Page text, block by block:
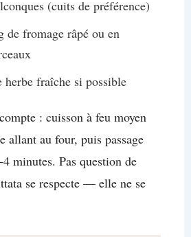
(cuits de préférence)
de fromage râpé ou en
herbe fraîche si possible
: cuisson à feu moyen
allant au four, puis passage
minutes. Pas question de
se respecte — elle ne se